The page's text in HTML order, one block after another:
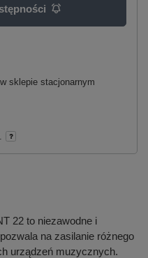
sklepie stacjonarnym
22 to niezawodne i
na zasilanie różnego
urządzeń muzycznych.